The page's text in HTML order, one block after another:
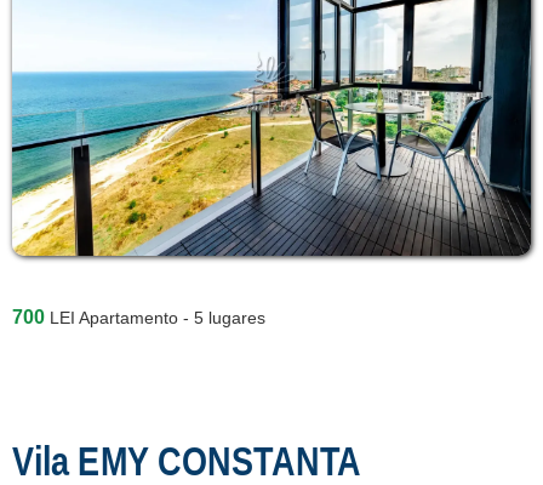
700 LEI Apartamento - 5 lugares
Vila EMY CONSTANTA